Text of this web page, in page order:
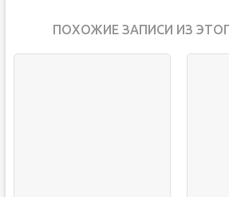
ПОХОЖИЕ ЗАПИСИ ИЗ